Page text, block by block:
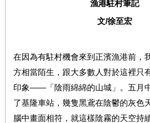
漁港駐村筆記
文/徐至宏
在因為有駐村機會來到正濱漁港前，
方相當陌生，跟大多數人對於這裡只
印象—— 「陰雨綿綿的山城」。五月
了基隆車站，幾隻黑鳶在陰鬱的灰色
腦中畫面相符，就這樣陰霧的天空持